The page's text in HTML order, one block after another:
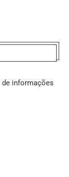
de informações